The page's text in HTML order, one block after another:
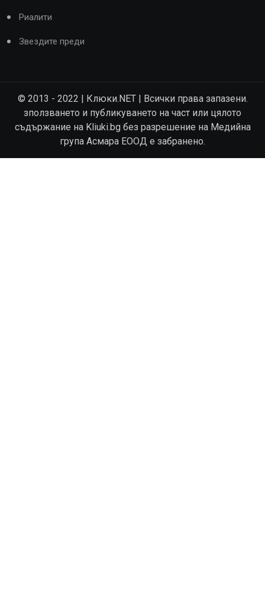
Риалити
Звездите преди
© 2013 - 2022 | Клюки.NET | Всички права запазени.
зползването и публикуването на част или цялото
съдържание на Kliuki.bg без разрешение на Медийна
група Асмара ЕООД е забранено.